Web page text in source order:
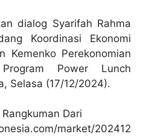
dialog Syarifah Rahma
Koordinasi Ekonomi
Kemenko Perekonomian
Power Lunch
Selasa (17/12/2024).
Dari
market/202412